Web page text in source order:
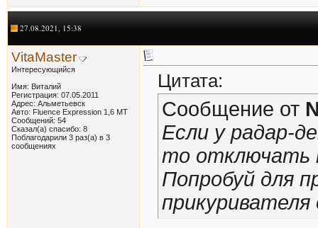
27.08.2021, 15:38
VitaMaster
Интересующийся
Имя: Виталий
Регистрация: 07.05.2011
Адрес: Альметьевск
Авто: Fluence Expression 1,6 МТ
Сообщений: 54
Сказал(а) спасибо: 8
Поблагодарили 3 раз(а) в 3
сообщениях
Цитата:
Сообщение от
Если у радар-
то отключать
Попробуй для